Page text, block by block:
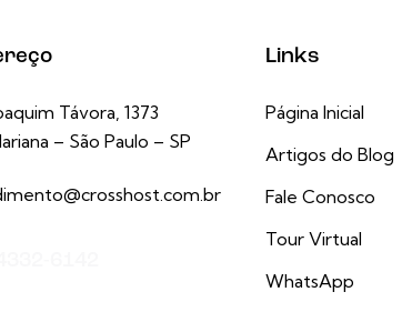
Távora, 1373
– São Paulo – SP
Links
Página Inicial
Artigos do Blog
Fale Conosco
Tour Virtual
WhatsApp